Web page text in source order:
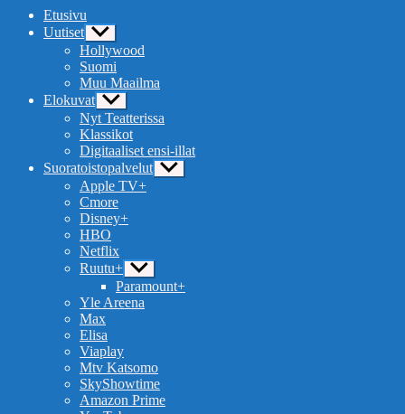
Etusivu
Uutiset Näytä
alavalikko
Hollywood
Suomi
Muu Maailma
Elokuvat Näytä
alavalikko
Nyt Teatterissa
Klassikot
Digitaaliset ensi-illat
Suoratoistopalvelut Näytä
alavalikko
Apple TV+
Cmore
Disney+
HBO
Netflix
Ruutu+ Näytä
alavalikko
Paramount+
Yle Areena
Max
Elisa
Viaplay
Mtv Katsomo
SkyShowtime
Amazon Prime